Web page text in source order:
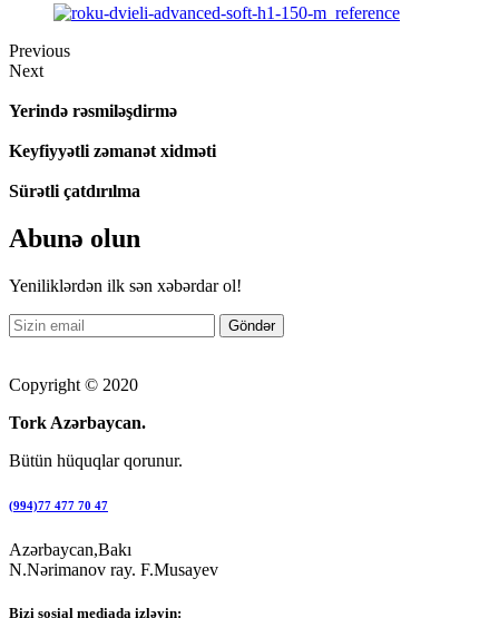
Previous
Next
Yerində rəsmiləşdirmə
Keyfiyyətli zəmanət xidməti
Sürətli çatdırılma
Abunə olun
Yeniliklərdən ilk sən xəbərdar ol!
Copyright © 2020
Tork Azərbaycan.
Bütün hüquqlar qorunur.
(994)77 477 70 47
Azərbaycan,Bakı
N.Nərimanov ray. F.Musayev
Bizi sosial mediada izləyin: